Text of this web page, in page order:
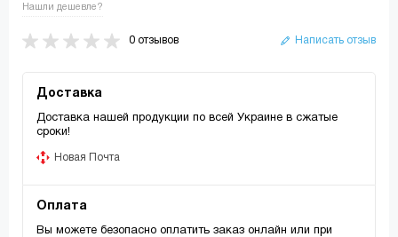
Нашли дешевле?
0 отзывов Написать отзыв
Доставка
Доставка нашей продукции по всей Украине в сжатые
сроки!
Новая Почта
Оплата
Вы можете безопасно оплатить заказ онлайн или при